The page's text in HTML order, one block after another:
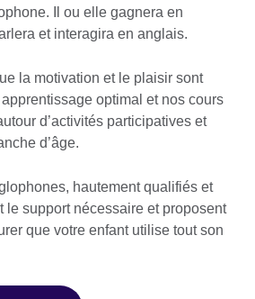
Il ou elle gagnera en
et interagira en anglais.
la motivation et le plaisir sont
optimal et nos cours
d’activités participatives et
d’âge.
hautement qualifiés et
le support nécessaire et proposent
que votre enfant utilise tout son